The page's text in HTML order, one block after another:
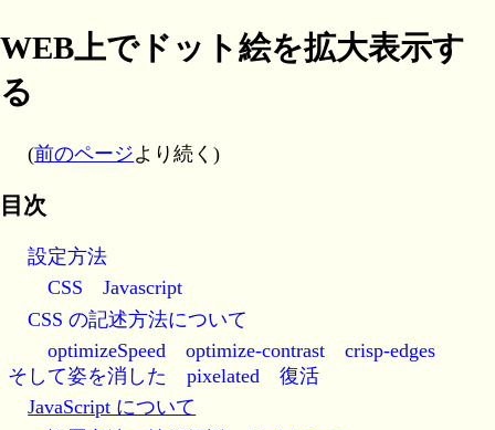
WEB上でドット絵を拡大表示す
る
(前のページより続く)
目次
設定方法
CSS
Javascript
CSS の記述方法について
optimizeSpeed
optimize-contrast
crisp-edges
そして姿を消した
pixelated
復活
JavaScript について
する